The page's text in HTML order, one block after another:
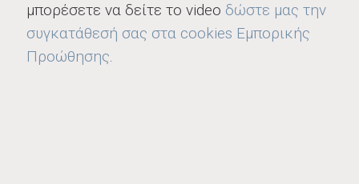
μπορέσετε να δείτε το video δώστε μας την
συγκατάθεσή σας στα cookies Εμπορικής
Προώθησης.